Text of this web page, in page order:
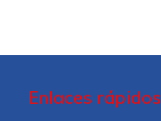
Enlaces rápidos